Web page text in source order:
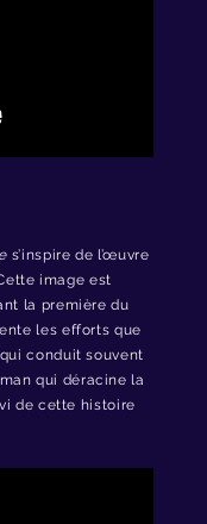
s’inspire de l’œuvre
image est
la première du
les efforts que
conduit souvent
qui déracine la
de cette histoire